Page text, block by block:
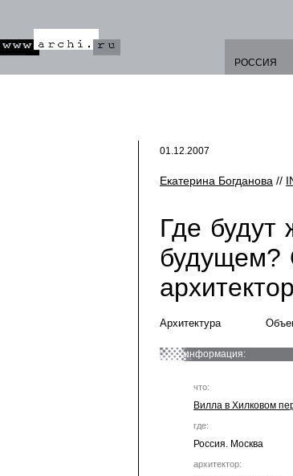
РОССИЯ
01.12.2007
Екатерина Богданова //
Где
будущем?
Архитектура
информация:
что:
Вилла в Хилковом
где:
Россия. Москва
архитектор: